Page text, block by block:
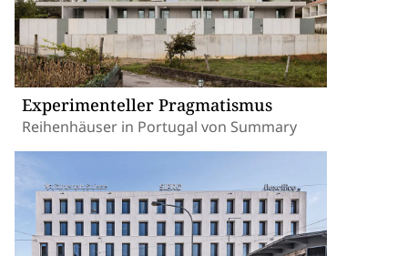
Experimenteller Pragmatismus
Reihenhäuser in Portugal von Summary